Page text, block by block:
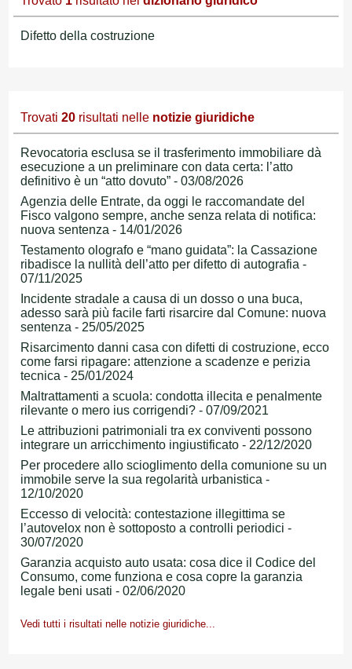
Difetto della costruzione
Trovati 20 risultati nelle notizie giuridiche
Revocatoria esclusa se il trasferimento immobiliare dà
esecuzione a un preliminare con data certa: l’atto
definitivo è un “atto dovuto” - 03/08/2026
Agenzia delle Entrate, da oggi le raccomandate del
Fisco valgono sempre, anche senza relata di notifica:
nuova sentenza - 14/01/2026
Testamento olografo e “mano guidata”: la Cassazione
ribadisce la nullità dell’atto per difetto di autografia -
07/11/2025
Incidente stradale a causa di un dosso o una buca,
adesso sarà più facile farti risarcire dal Comune: nuova
sentenza - 25/05/2025
Risarcimento danni casa con difetti di costruzione, ecco
come farsi ripagare: attenzione a scadenze e perizia
tecnica - 25/01/2024
Maltrattamenti a scuola: condotta illecita e penalmente
rilevante o mero ius corrigendi? - 07/09/2021
Le attribuzioni patrimoniali tra ex conviventi possono
integrare un arricchimento ingiustificato - 22/12/2020
Per procedere allo scioglimento della comunione su un
immobile serve la sua regolarità urbanistica -
12/10/2020
Eccesso di velocità: contestazione illegittima se
l’autovelox non è sottoposto a controlli periodici -
30/07/2020
Garanzia acquisto auto usata: cosa dice il Codice del
Consumo, come funziona e cosa copre la garanzia
legale beni usati - 02/06/2020
Vedi tutti i risultati nelle notizie giuridiche...